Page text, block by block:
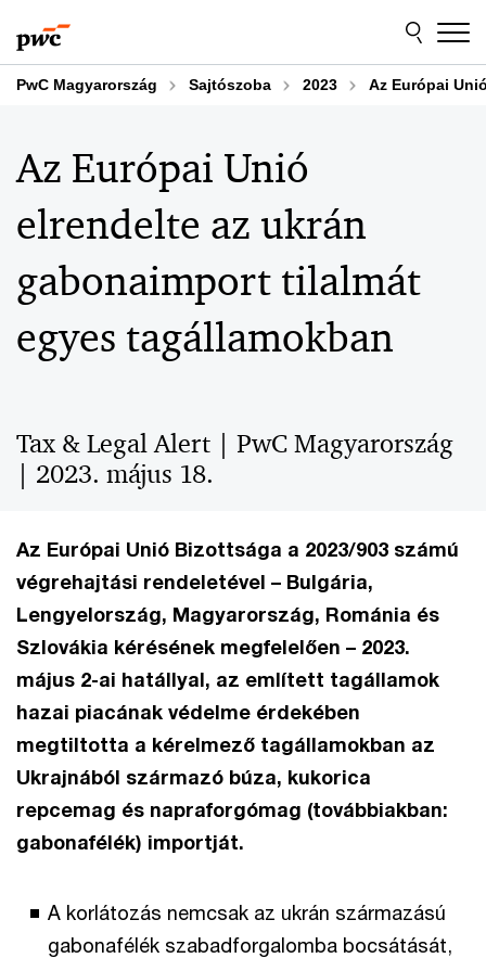
to
content
to
footer
PwC Magyarország Sajtószoba 2023 Az Európai
Az Európai Unió
elrendelte az ukrán
gabonaimport tilalmát
egyes tagállamokban
Tax & Legal Alert | PwC Magyarország
| 2023. május 18.
Az Európai Unió Bizottsága a 2023/903 számú
végrehajtási rendeletével – Bulgária,
Lengyelország, Magyarország, Románia és
Szlovákia kérésének megfelelően – 2023.
május 2-ai hatállyal, az említett tagállamok
hazai piacának védelme érdekében
megtiltotta a kérelmező tagállamokban az
Ukrajnából származó búza, kukorica
repcemag és napraforgómag (továbbiakban:
gabonafélék) importját.
A korlátozás nemcsak az ukrán származású
gabonafélék szabadforgalomba bocsátását,